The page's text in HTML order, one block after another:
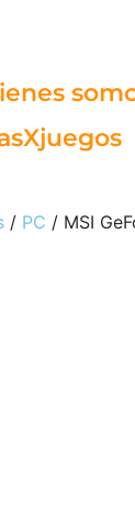
/ PC / MSI